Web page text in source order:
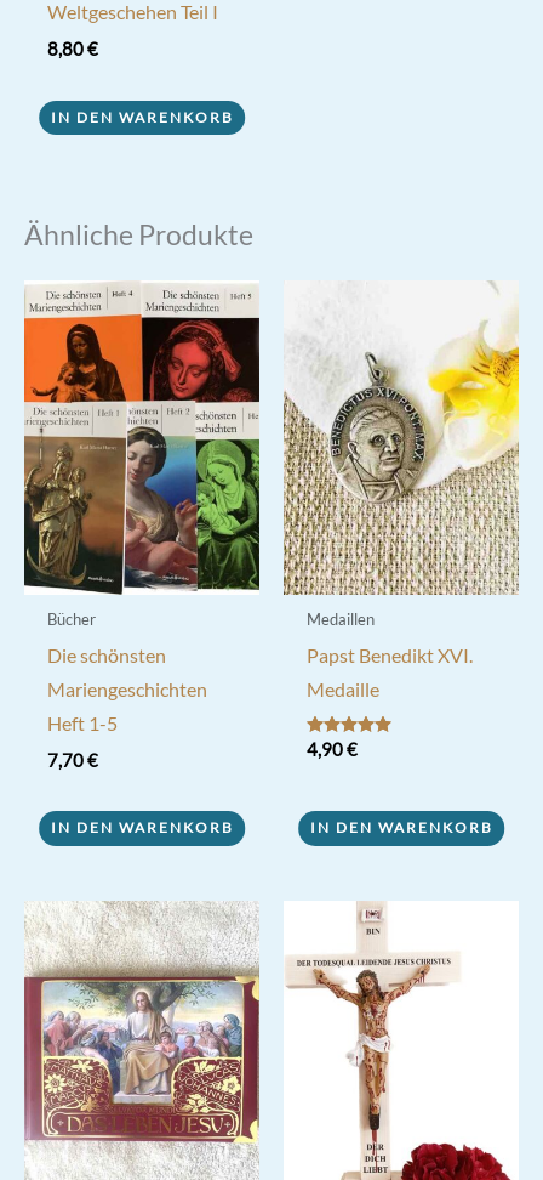
Weltgeschehen Teil I
8,80€
IN DEN WARENKORB
Ähnliche Produkte
Bücher
Die schönsten
Mariengeschichten
Heft 1-5
7,70€
IN DEN WARENKORB
Medaillen
Papst Benedikt XVI.
Medaille
Bewertet mit
5.00
4,90€
IN DEN WARENKORB